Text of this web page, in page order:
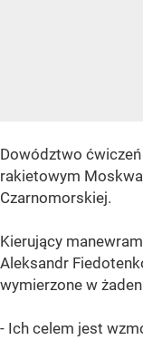
Dowództwo
rakietowym
Czarnomorskiej.
Kierujący
Aleksandr
wymierzone w
- Ich celem jest